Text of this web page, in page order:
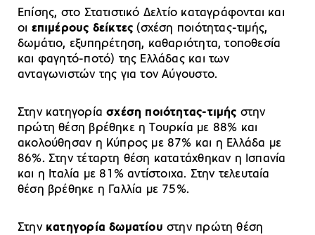
Επίσης, στο Στατιστικό Δελτίο καταγράφονται και
οι επιμέρους δείκτες (σχέση ποιότητας-τιμής,
δωμάτιο, εξυπηρέτηση, καθαριότητα, τοποθεσία
και φαγητό-ποτό) της Ελλάδας και των
ανταγωνιστών της για τον Αύγουστο.
Στην κατηγορίασχέση ποιότητας-τιμής στην
πρώτη θέση βρέθηκε η Τουρκία με 88% και
ακολούθησαν η Κύπρος με 87% και η Ελλάδα με
86%. Στην τέταρτη θέση κατατάχθηκαν η Ισπανία
και η Ιταλία με 81% αντίστοιχα. Στην τελευταία
θέση βρέθηκε η Γαλλία με 75%.
Στηνκατηγορία δωματίου στην πρώτη θέση